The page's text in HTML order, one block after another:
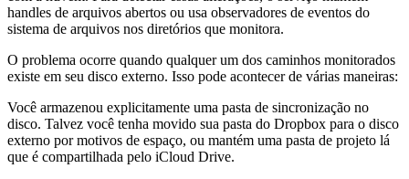
handles de arquivos abertos ou usa observadores de eventos do
sistema de arquivos nos diretórios que monitora.
O problema ocorre quando qualquer um dos caminhos monitorados
existe em seu disco externo. Isso pode acontecer de várias maneiras:
Você armazenou explicitamente uma pasta de sincronização no
disco. Talvez você tenha movido sua pasta do Dropbox para o disco
externo por motivos de espaço, ou mantém uma pasta de projeto lá
que é compartilhada pelo iCloud Drive.